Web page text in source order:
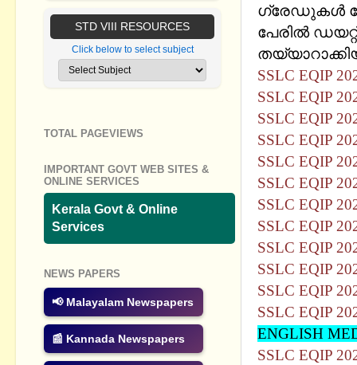
ഗ്രേഡുകള്‍
പേരില്‍
SSLC EQIP
SSLC EQIP
SSLC EQIP
SSLC EQIP
SSLC EQIP
SSLC EQIP
SSLC EQIP
SSLC EQIP
SSLC EQIP
SSLC EQIP
SSLC EQIP
SSLC EQIP
ENGLISH
SSLC EQIP
STD VIII RESOURCES
Click below to select subject
TOTAL PAGEVIEWS
IMPORTANT GOVT WEB SITES &
ONLINE SERVICES
Kerala Govt & Online
Services
NEWS PAPERS
📢 Malayalam Newspapers
📰 Kannada Newspapers